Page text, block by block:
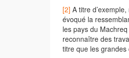
[2] A titre
évoqué la
les pays du
reconnaître des
titre que les